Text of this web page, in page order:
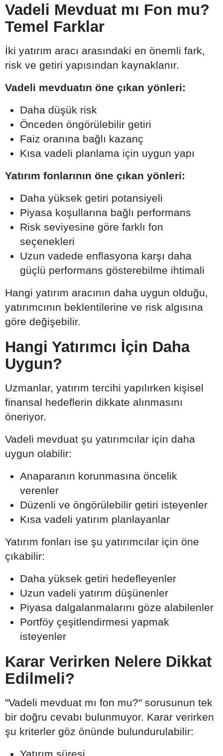
Vadeli Mevduat mı Fon mu?
Temel Farklar
İki yatırım aracı arasındaki en önemli fark,
risk ve getiri yapısından kaynaklanır.
Vadeli mevduatın öne çıkan yönleri:
Daha düşük risk
Önceden öngörülebilir getiri
Faiz oranına bağlı kazanç
Kısa vadeli planlama için uygun yapı
Yatırım fonlarının öne çıkan yönleri:
Daha yüksek getiri potansiyeli
Piyasa koşullarına bağlı performans
Risk seviyesine göre farklı fon
seçenekleri
Uzun vadede enflasyona karşı daha
güçlü performans gösterebilme ihtimali
Hangi yatırım aracının daha uygun olduğu,
yatırımcının beklentilerine ve risk algısına
göre değişebilir.
Hangi Yatırımcı İçin Daha
Uygun?
Uzmanlar, yatırım tercihi yapılırken kişisel
finansal hedeflerin dikkate alınmasını
öneriyor.
Vadeli mevduat şu yatırımcılar için daha
uygun olabilir:
Anaparanın korunmasına öncelik
verenler
Düzenli ve öngörülebilir getiri isteyenler
Kısa vadeli yatırım planlayanlar
Yatırım fonları ise şu yatırımcılar için öne
çıkabilir:
Daha yüksek getiri hedefleyenler
Uzun vadeli yatırım düşünenler
Piyasa dalgalanmalarını göze alabilenler
Portföy çeşitlendirmesi yapmak
isteyenler
Karar Verirken Nelere Dikkat
Edilmeli?
"Vadeli mevduat mı fon mu?" sorusunun tek
bir doğru cevabı bulunmuyor. Karar verirken
şu kriterler göz önünde bulundurulabilir:
Yatırım süresi